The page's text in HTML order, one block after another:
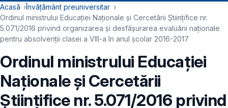
Navigație principală
Cale de navigare
Acasă
Învățământ preuniversitar
Ordinul ministrului Educaţiei Naţionale şi Cercetării Ştiinţifice nr.
5.071/2016 privind organizarea și desfășurarea evaluării naționale
pentru absolvenții clasei a VIII-a în anul școlar 2016-2017
Ordinul ministrului Educaţiei
Naţionale şi Cercetării
Ştiinţifice nr. 5.071/2016 privind